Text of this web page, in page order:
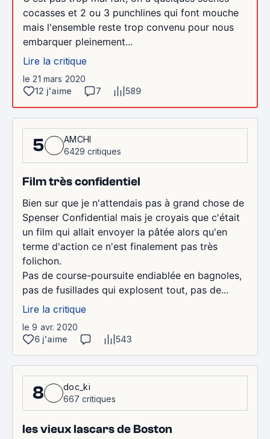
cocasses et 2 ou 3 punchlines qui font mouche
mais l'ensemble reste trop convenu pour nous
embarquer pleinement...
Lire la critique
le 21 mars 2020
12 j'aime
7 589
5
AMCHI
6429 critiques
Film très confidentiel
Bien sur que je n'attendais pas à grand chose de
Spenser Confidential mais je croyais que c'était
un film qui allait envoyer la pâtée alors qu'en
terme d'action ce n'est finalement pas très
folichon.
Pas de course-poursuite endiablée en bagnoles,
pas de fusillades qui explosent tout, pas de...
Lire la critique
le 9 avr. 2020
6 j'aime
543
8
doc_ki
667 critiques
les vieux lascars de Boston